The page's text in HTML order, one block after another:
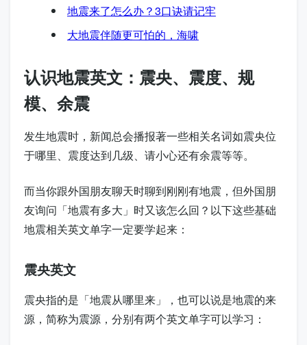
地震来了怎么办？3口诀请记牢
大地震伴随更可怕的，海啸
认识地震英文：震央、震度、规
模、余震
发生地震时，新闻总会播报著一些相关名词如震央位
于哪里、震度达到几级、请小心还有余震等等。
而当你跟外国朋友聊天时聊到刚刚有地震，但外国朋
友询问「地震有多大」时又该怎么回？以下这些基础
地震相关英文单字一定要学起来：
震央英文
震央指的是「地震从哪里来」，也可以说是地震的来
源，简称为震源，分别有两个英文单字可以学习：